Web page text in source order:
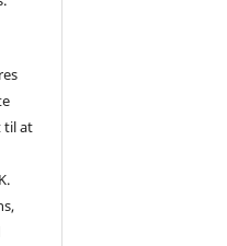
til at